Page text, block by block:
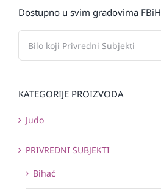
Dostupno u svim gradovima FBiH
KATEGORIJE PROIZVODA
Judo
PRIVREDNI SUBJEKTI
Bihać